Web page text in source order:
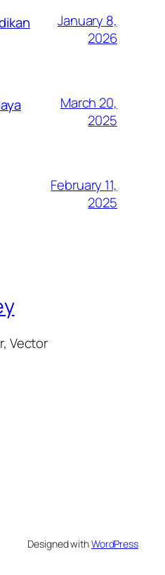
January 8,
2026
March 20,
2025
February 11,
2025
Vector
Designed withWordPress